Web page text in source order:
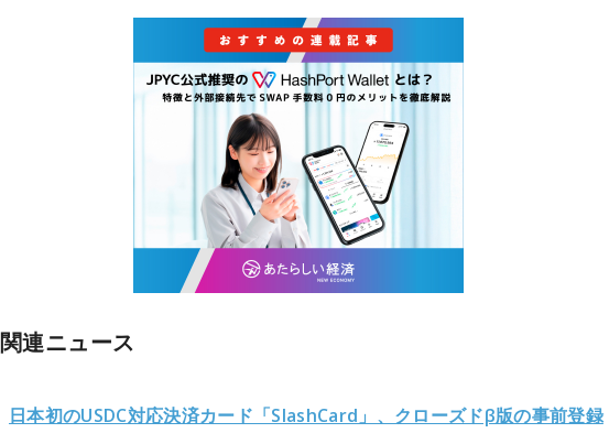
関連ニュース
日本初のUSDC対応決済カード「SlashCard」、クローズドβ版の事前登録